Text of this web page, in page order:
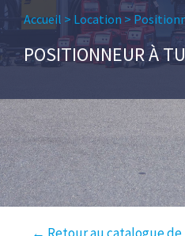
Accueil > Location>
POSITIONNEUR À